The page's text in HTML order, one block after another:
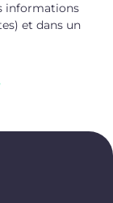
informations
et dans un